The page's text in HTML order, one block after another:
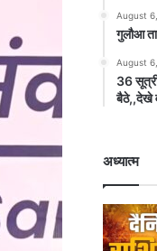
August
गुलौआ
August
36
बैठे,,देखे
अध्यात्म